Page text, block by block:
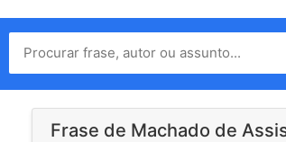
Frase de Machado de